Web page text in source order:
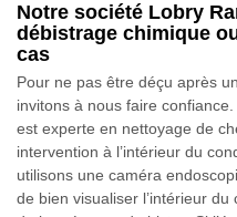
Notre société Lobry
débistrage chimique
cas
Pour ne pas être déçu après
invitons à nous faire
est experte en nettoyage de
intervention à l’intérieur du
utilisons une caméra
de bien visualiser l’intérieur du